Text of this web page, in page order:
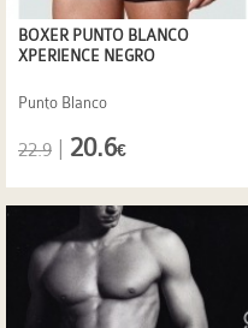
BOXER PUNTO BLANCO
XPERIENCE NEGRO
Punto Blanco
22.9 20.6€